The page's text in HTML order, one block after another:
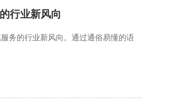
行业新风向
务的行业新风向。通过通俗易懂的语